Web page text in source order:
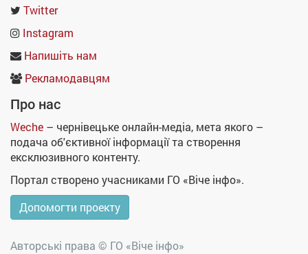
Twitter
Instagram
Напишіть нам
Рекламодавцям
Про нас
Weche – чернівецьке онлайн-медіа, мета якого –
подача об'єктивної інформації та створення
ексклюзивного контенту.
Портал створено учасниками ГО «Віче інфо».
Допомогти проекту
Авторські права © ГО «Віче інфо»